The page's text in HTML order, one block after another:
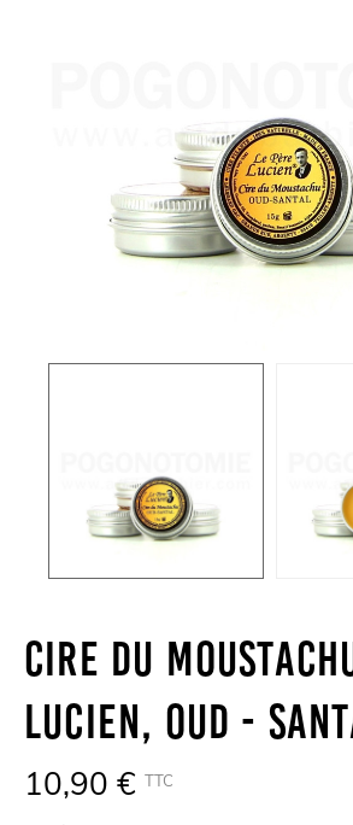
Cire Du
Lucien, Oud -
10,90 € TTC